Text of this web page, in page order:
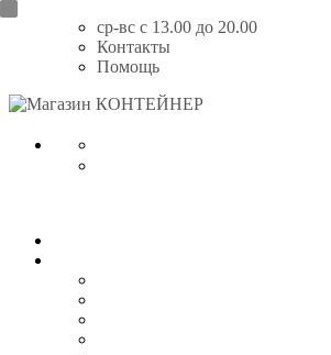
содержимому
ср-вс с 13.00 до 20.00
Контакты
Помощь
КОНТЕЙНЕР